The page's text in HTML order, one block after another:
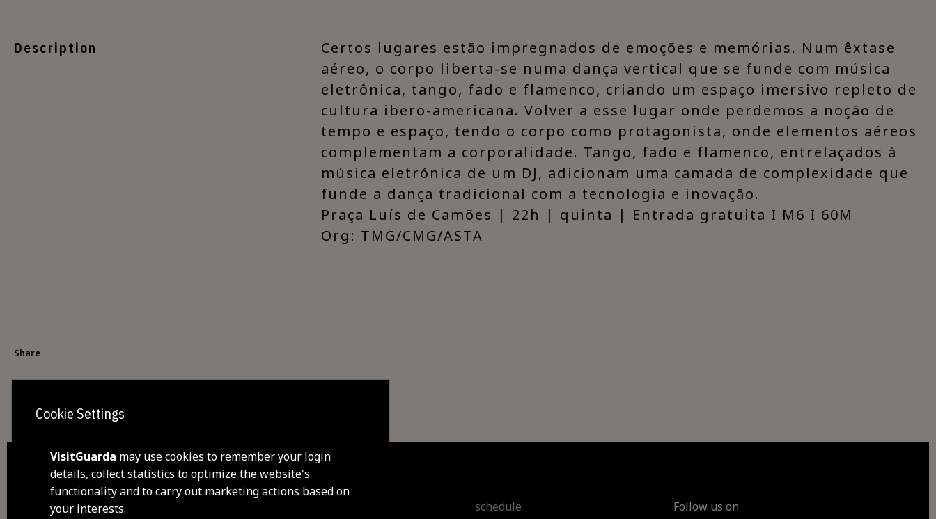
Description
​Certos lugares estão impregnados de emoções e memórias. Num êxtase
aéreo, o corpo liberta-se numa dança vertical que se funde com música
eletrônica, tango, fado e flamenco, criando um espaço imersivo repleto de
cultura ibero-americana. Volver a esse lugar onde perdemos a noção de
tempo e espaço, tendo o corpo como protagonista, onde elementos aéreos
complementam a corporalidade. Tango, fado e flamenco, entrelaçados à
música eletrónica de um DJ, adicionam uma camada de complexidade que
funde a dança tradicional com a tecnologia e inovação.
Praça Luís de Camões | 22h | quinta | Entrada gratuita I M6 I 60M
Org: TMG/CMG/ASTA
Share
schedule Follow us on
Cookie Settings
VisitGuarda may use cookies to remember your login
details, collect statistics to optimize the website's
functionality and to carry out marketing actions based on
your interests.